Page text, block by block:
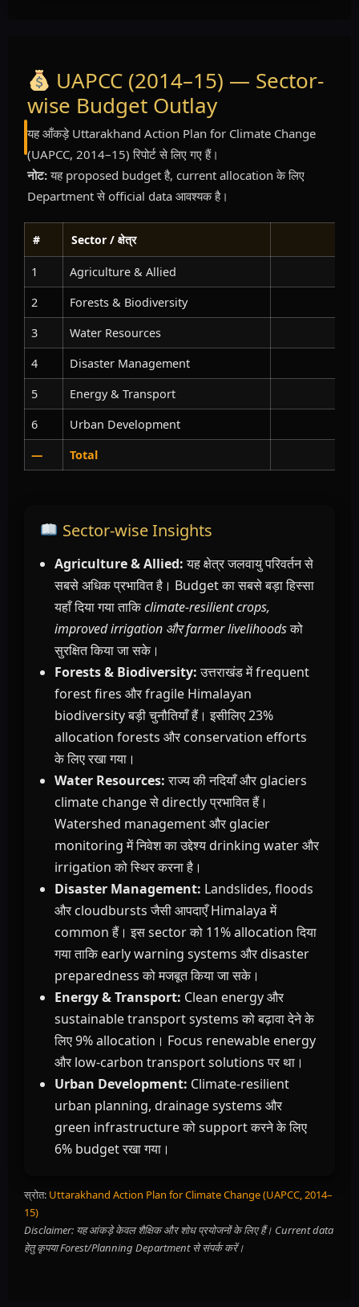
UAPCC (2014–15) — Sector-
wise Budget Outlay
यह आँकड़े Uttarakhand Action Plan for Climate Change
(UAPCC, 2014–15) रिपोर्ट से लिए गए हैं।
नोट:यह proposed budget है, current allocation के लिए
Department से official data आवश्यक है।
# Sector / क्षेत्र
1
Agriculture & Allied
2
Forests & Biodiversity
3
Water Resources
4
Disaster Management
5
Energy & Transport
6
Urban Development
—
Total
Sector-wise Insights
Agriculture & Allied:यह क्षेत्र जलवायु परिवर्तन से
सबसे अधिक प्रभावित है। Budget का सबसे बड़ा हिस्सा
यहाँ दिया गया ताकिclimate-resilient crops,
improved irrigation और farmer livelihoodsको
सुरक्षित किया जा सके।
Forests & Biodiversity:उत्तराखंड में frequent
forest fires और fragile Himalayan
biodiversity बड़ी चुनौतियाँ हैं। इसीलिए 23%
allocation forests और conservation efforts
के लिए रखा गया।
Water Resources:राज्य की नदियाँ और glaciers
climate change से directly प्रभावित हैं।
Watershed management और glacier
monitoring में निवेश का उद्देश्य drinking water और
irrigation को स्थिर करना है।
Disaster Management: Landslides, floods
और cloudbursts जैसी आपदाएँ Himalaya में
common हैं। इस sector को 11% allocation दिया
गया ताकि early warning systems और disaster
preparedness को मजबूत किया जा सके।
Energy & Transport: Clean energy और
sustainable transport systems को बढ़ावा देने के
लिए 9% allocation। Focus renewable energy
और low-carbon transport solutions पर था।
Urban Development: Climate-resilient
urban planning, drainage systems और
green infrastructure को support करने के लिए
6% budget रखा गया।
स्रोत: Uttarakhand Action Plan for Climate Change (UAPCC, 2014–
15)
Disclaimer: यह आंकड़े केवल शैक्षिक और शोध प्रयोजनों के लिए हैं। Current data
हेतु कृपया Forest/Planning Department से संपर्क करें।